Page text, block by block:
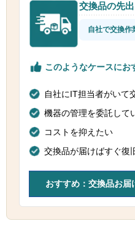
交換品の先
自社で交換作
このようなケースにお
自社にIT担当者がいて
機器の管理を委託して
コストを抑えたい
交換品が届けばすぐ復
おすすめ：交換品お届